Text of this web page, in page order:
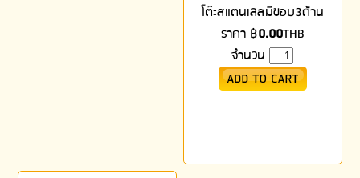
โต๊ะสแตนเลสมีขอบ3ด้าน
ราคา ฿0.00THB
จำนวน